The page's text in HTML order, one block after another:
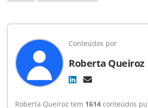
Conteúdos por
Roberta Queiroz
Roberta Queiroz tem 1614 conteúdos